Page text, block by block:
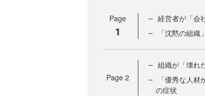
Page
1
経営者が「会
「沈黙の組
Page 2
組織が「壊れ
「優秀な人
の症状